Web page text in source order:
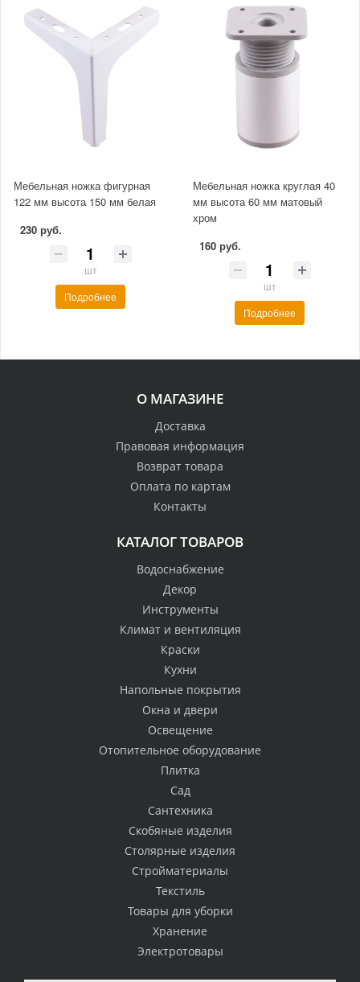
Мебельная ножка фигурная
122 мм высота 150 мм белая
230 руб.
шт
Подробнее
Мебельная ножка круглая 40
мм высота 60 мм матовый
хром
160 руб.
шт
Подробнее
О МАГАЗИНЕ
Доставка
Правовая информация
Возврат товара
Оплата по картам
Контакты
КАТАЛОГ ТОВАРОВ
Водоснабжение
Декор
Инструменты
Климат и вентиляция
Краски
Кухни
Напольные покрытия
Окна и двери
Освещение
Отопительное оборудование
Плитка
Сад
Сантехника
Скобяные изделия
Столярные изделия
Стройматериалы
Текстиль
Товары для уборки
Хранение
Электротовары